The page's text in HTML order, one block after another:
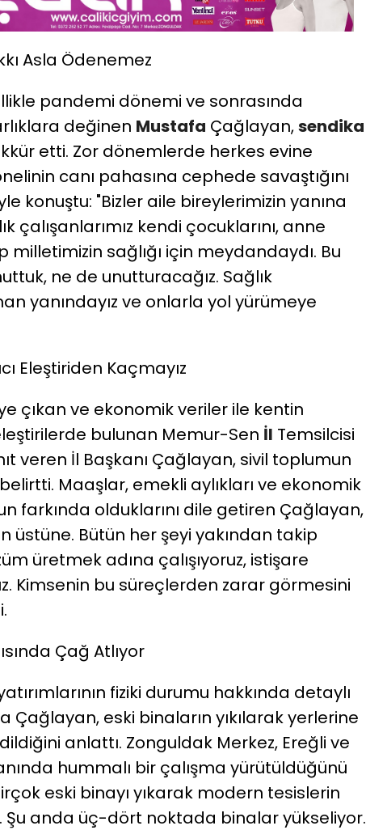
Asla Ödenemez
pandemi dönemi ve sonrasında
değinen Mustafa Çağlayan,sendika
etti. Zor dönemlerde herkes evine
canı pahasına cephede savaştığını
konuştu: "Bizler aile bireylerimizin yanına
çalışanlarımız kendi çocuklarını, anne
milletimizin sağlığı için meydandaydı. Bu
ne de unutturacağız. Sağlık
yanındayız ve onlarla yol yürümeye
Eleştiriden Kaçmayız
çıkan ve ekonomik veriler ile kentin
bulunan Memur-Sen İl Temsilcisi
veren İl Başkanı Çağlayan, sivil toplumun
Maaşlar, emekli aylıkları ve ekonomik
farkında olduklarını dile getiren Çağlayan,
üstüne. Bütün her şeyi yakından takip
üretmek adına çalışıyoruz, istişare
Kimsenin bu süreçlerden zarar görmesini
Çağ Atlıyor
fiziki durumu hakkında detaylı
eski binaların yıkılarak yerlerine
anlattı. Zonguldak Merkez, Ereğli ve
hummalı bir çalışma yürütüldüğünü
eski binayı yıkarak modern tesislerin
Şu anda üç-dört noktada binalar yükseliyor.